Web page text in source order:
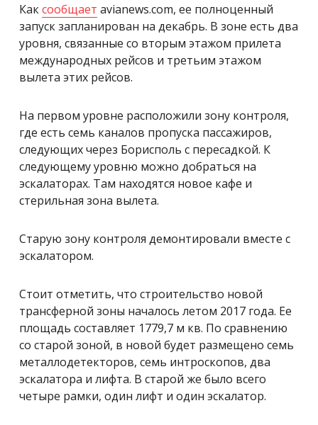
Каксообщает avianews.com, ее полноценный
запуск запланирован на декабрь. В зоне есть два
уровня, связанные со вторым этажом прилета
международных рейсов и третьим этажом
вылета этих рейсов.
На первом уровне расположили зону контроля,
где есть семь каналов пропуска пассажиров,
следующих через Борисполь с пересадкой. К
следующему уровню можно добраться на
эскалаторах. Там находятся новое кафе и
стерильная зона вылета.
Старую зону контроля демонтировали вместе с
эскалатором.
Стоит отметить, что строительство новой
трансферной зоны началось летом 2017 года. Ее
площадь составляет 1779,7 м кв. По сравнению
со старой зоной, в новой будет размещено семь
металлодетекторов, семь интроскопов, два
эскалатора и лифта. В старой же было всего
четыре рамки, один лифт и один эскалатор.